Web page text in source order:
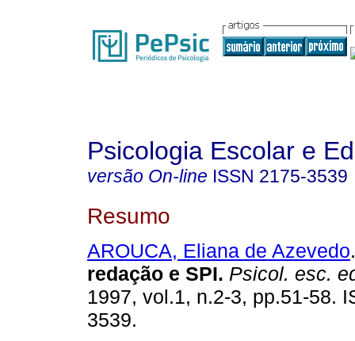
Psicologia Escolar e
versão On-line ISSN 2175-3539
Resumo
AROUCA, Eliana de Azevedo.
redação e SPI. Psicol. esc.
1997, vol.1, n.2-3, pp.51-58.
3539.